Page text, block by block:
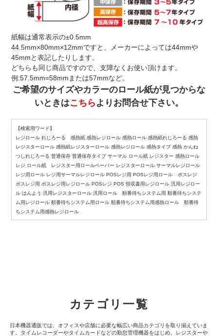
紙幅は通常表示の±0.5mm
44.5mm×80mm×12mmですと、メーカーによっては44mmや
45mmと表記したりします。
どちらも同じ商品ですので、支障なくお使い頂けます。
例:57.5mm=58mmまたは57mmなど。
ご希望のサイズやカラーのロール紙が見つからな
いときはこちら よりお問合せ下さい。
【検索用ワード】
レジロール れじろーる 感熱紙 感熱レジロール 感熱ロール 感熱紙れじろーる 感熱
レジスターロール 感熱紙レジスターロール 感熱レジロール 感熱タイプ 感熱 かんね
つしれじろーる 普通保存 普通保存タイプ サーマル ロール紙 レジスター 感熱ロール
レジ ロール紙 レジスター用ロールペーパー レジスターロール サーマルレジロール
レジ用ロール レジ用サーマルレジロール POSレジ用 POSレジ用ロール ポスレジ
ポスレジ用 ポスレジ用レジロール POSレジ POS 領収書用レジロール 汎用レジロー
ル はんよう 汎用レジスターロール 汎用ロール 順番待ちシステム用 順番待ちシステ
ム用レジロール 順番待ちシステム用ロール 順番待ちシステム用感熱ロール 順番待
ちシステム用感熱レジロール
カテゴリ一覧
日本機器通販では、オフィスや店舗に必要な幅広い商品カテゴリを取り揃えていま
す。タイムレコーダーやタイムカードなどの勤怠管理機器をはじめ、レジスターや